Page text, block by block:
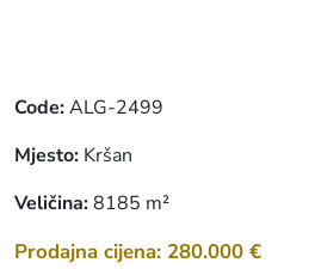
Code:ALG-2499
Mjesto: Kršan
Veličina:8185 m²
Prodajna cijena: 280.000 €